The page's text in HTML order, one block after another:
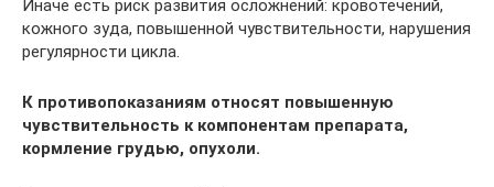
Иначе есть риск развития осложнений: кровотечений,
кожного зуда, повышенной чувствительности, нарушения
регулярности цикла.
К противопоказаниям относят повышенную
чувствительность к компонентам препарата,
кормление грудью, опухоли.